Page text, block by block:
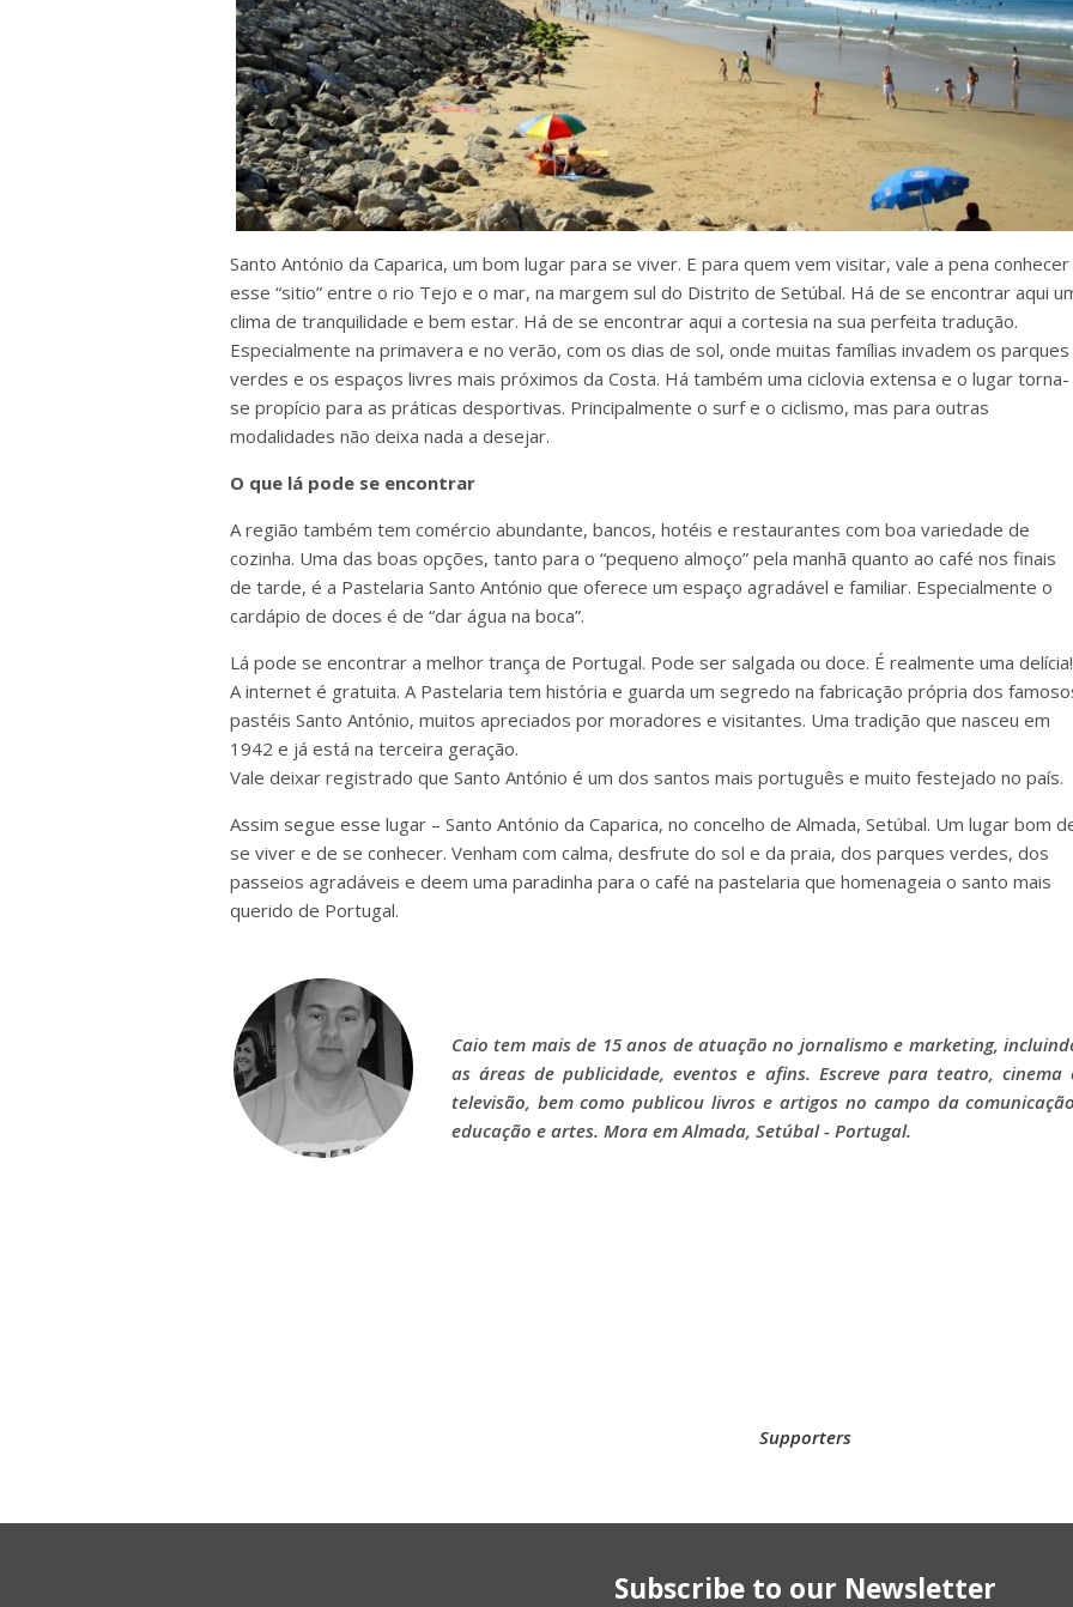
Santo António da Caparica, um bom lugar para se viver. E para quem vem visitar, vale a pena conhecer
esse “sitio” entre o rio Tejo e o mar, na margem sul do Distrito de Setúbal. Há de se encontrar aqui
clima de tranquilidade e bem estar. Há de se encontrar aqui a cortesia na sua perfeita tradução.
Especialmente na primavera e no verão, com os dias de sol, onde muitas famílias invadem os parques
verdes e os espaços livres mais próximos da Costa. Há também uma ciclovia extensa e o lugar torna-
se propício para as práticas desportivas. Principalmente o surf e o ciclismo, mas para outras
modalidades não deixa nada a desejar.
O que lá pode se encontrar
A região também tem comércio abundante, bancos, hotéis e restaurantes com boa variedade de
cozinha. Uma das boas opções, tanto para o “pequeno almoço” pela manhã quanto ao café nos finais
de tarde, é a Pastelaria Santo António que oferece um espaço agradável e familiar. Especialmente o
cardápio de doces é de “dar água na boca”.
Lá pode se encontrar a melhor trança de Portugal. Pode ser salgada ou doce. É realmente uma delícia!
A internet é gratuita. A Pastelaria tem história e guarda um segredo na fabricação própria dos
pastéis Santo António, muitos apreciados por moradores e visitantes. Uma tradição que nasceu em
1942 e já está na terceira geração.
Vale deixar registrado que Santo António é um dos santos mais português e muito festejado no país.
Assim segue esse lugar – Santo António da Caparica, no concelho de Almada, Setúbal. Um lugar bom
se viver e de se conhecer. Venham com calma, desfrute do sol e da praia, dos parques verdes, dos
passeios agradáveis e deem uma paradinha para o café na pastelaria que homenageia o santo mais
querido de Portugal.
Caio tem mais de 15 anos de atuação no jornalismo e marketing,
as áreas de publicidade, eventos e afins. Escreve para teatro, cinema
televisão, bem como publicou livros e artigos no campo da
educação e artes. Mora em Almada, Setúbal - Portugal.
Supporters
Subscribe to our Newsletter